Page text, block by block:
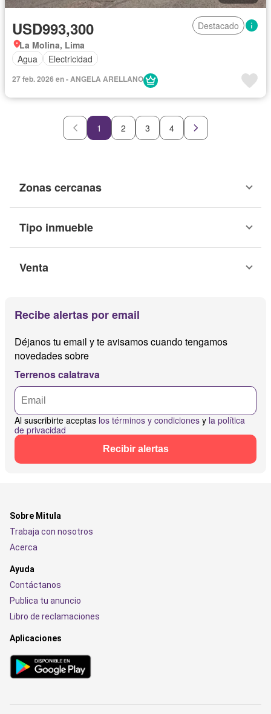
USD993,300
Destacado
La Molina, Lima
Agua
Electricidad
27 feb. 2026 en - ANGELA ARELLANO
1 2 3 4
Zonas cercanas
Tipo inmueble
Venta
Recibe alertas por email
Déjanos tu email y te avisamos cuando tengamos
novedades sobre
Terrenos calatrava
Al suscribirte aceptas los términos y condiciones y la política
de privacidad
Recibir alertas
Sobre Mitula
Trabaja con nosotros
Acerca
Ayuda
Contáctanos
Publica tu anuncio
Libro de reclamaciones
Aplicaciones